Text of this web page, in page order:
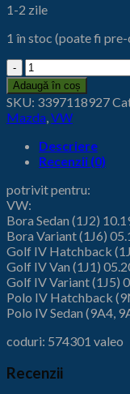
1-2 zile
1 în stoc (poate fi
Cantitate
Stergatoare
Bosch
aerotwin
Golf
4
Mazda
Adaugă în coș
SKU: 3397118927
Mazda,VW
Descriere
Recenzii (0)
potrivit pentru:
VW:
Bora Sedan (1J2)
Bora Variant (1J6)
Golf IV Hatchback
Golf IV Van (1J1)
Golf IV Variant (1J5)
Polo IV Hatchback
Polo IV Sedan (9A4,
coduri: 574301 valeo
Recenzii